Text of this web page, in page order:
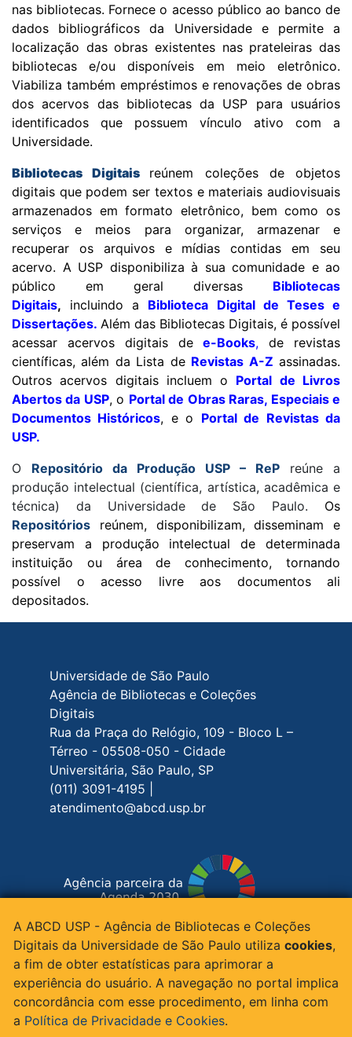
nas bibliotecas. Fornece o acesso público ao banco de
dados bibliográficos da Universidade e permite a
localização das obras existentes nas prateleiras das
bibliotecas e/ou disponíveis em meio eletrônico.
Viabiliza também empréstimos e renovações de obras
dos acervos das bibliotecas da USP para usuários
identificados que possuem vínculo ativo com a
Universidade.
Bibliotecas Digitais
reúnem coleções de objetos
digitais que podem ser textos e materiais audiovisuais
armazenados em formato eletrônico, bem como os
serviços e meios para organizar, armazenar e
recuperar os arquivos e mídias contidas em seu
acervo. A USP disponibiliza à sua comunidade e ao
público em geral diversas Bibliotecas
Digitais, incluindo a Biblioteca Digital de Teses e
Dissertações. Além das Bibliotecas Digitais, é possível
acessar acervos digitais dee-Books, de revistas
científicas, além da Lista de Revistas A-Z assinadas.
Outros acervos digitais incluem o Portal de Livros
Abertos da USP, o Portal de Obras Raras, Especiais e
Documentos Históricos, e o Portal de Revistas da
USP.
O Repositório da Produção USP – ReP reúne a
produção intelectual (científica, artística, acadêmica e
técnica) da Universidade de São Paulo.
Os
Repositórios reúnem, disponibilizam, disseminam e
preservam a produção intelectual de determinada
instituição ou área de conhecimento, tornando
possível o acesso livre aos documentos ali
depositados.
Rodapé do site
Universidade de São Paulo
Agência de Bibliotecas e Coleções
Digitais
Rua da Praça do Relógio, 109 - Bloco L –
Térreo - 05508-050 - Cidade
Universitária, São Paulo, SP
(011) 3091-4195 |
atendimento@abcd.usp.br
Siga-nos nas redes sociais
© 2015 - 2026 ABCD - Todos os direitos
A ABCD USP - Agência de Bibliotecas e Coleções
Digitais da Universidade de São Paulo utiliza cookies,
a fim de obter estatísticas para aprimorar a
experiência do usuário. A navegação no portal implica
concordância com esse procedimento, em linha com
a Política de Privacidade e Cookies.